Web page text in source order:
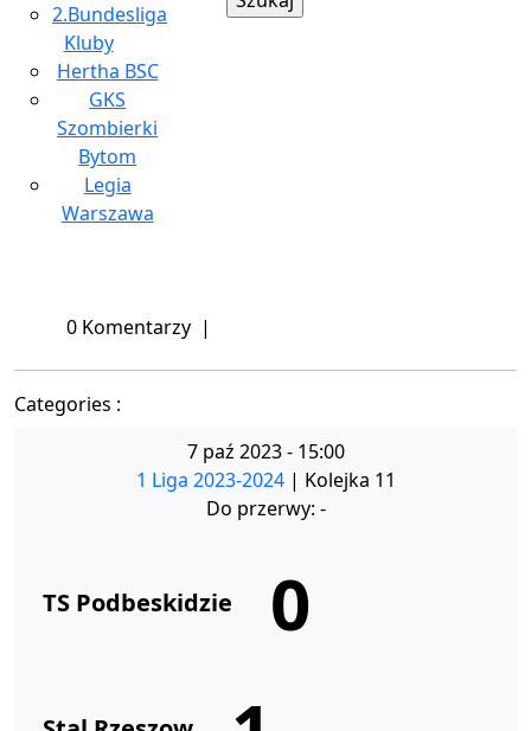
2.Bundesliga
Kluby
Hertha BSC
GKS
Szombierki
Bytom
Legia
Warszawa
0 Komentarzy |
Categories :
7 paź 2023 - 15:00
1 Liga 2023-2024 | Kolejka 11
Do przerwy: -
TS Podbeskidzie 0